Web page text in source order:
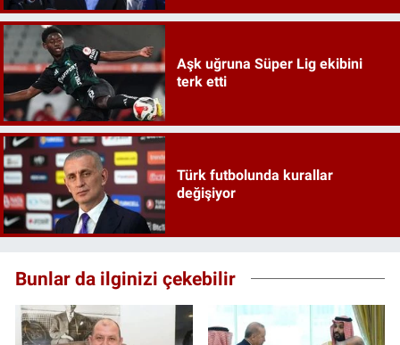
Aşk uğruna Süper Lig ekibini
terk etti
Türk futbolunda kurallar
değişiyor
Bunlar da ilginizi çekebilir